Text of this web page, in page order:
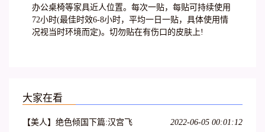
办公桌椅等家具近人位置。每次一贴，每贴可持续使用
72小时(最佳时效6-8小时，平均一日一贴，具体使用情
况视当时环境而定)。切勿贴在有伤口的皮肤上!
大家在看
【美人】绝色倾国下篇:汉宫飞
2022-06-05 00:01:12